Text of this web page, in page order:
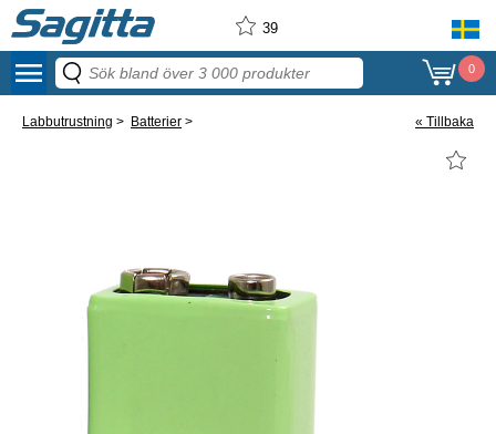
39
menu 0
Labbutrustning > Batterier > « Tillbaka